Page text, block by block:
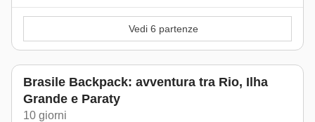
Vedi 6 partenze
Brasile Backpack: avventura tra Rio, Ilha
Grande e Paraty
10 giorni